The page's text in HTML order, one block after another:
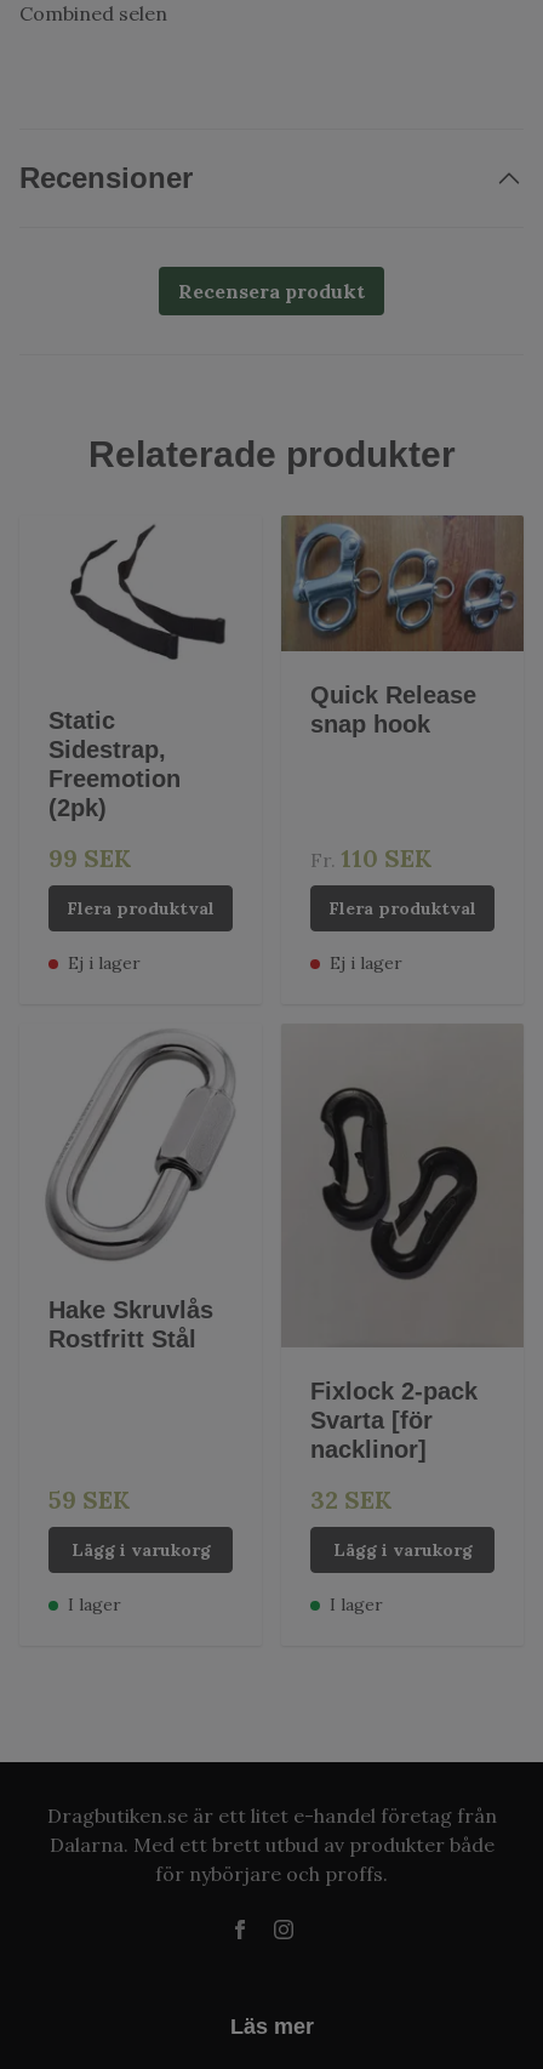
Combined selen
Recensioner
Recensera produkt
Relaterade produkter
Static
Sidestrap,
Freemotion
(2pk)
99 SEK
Flera produktval
Ej i lager
Quick Release
snap hook
Fr. 110 SEK
Flera produktval
Ej i lager
Hake Skruvlås
Rostfritt Stål
59 SEK
Lägg i varukorg
I lager
Fixlock 2-pack
Svarta [för
nacklinor]
32 SEK
Lägg i varukorg
I lager
Dragbutiken.se är ett litet e-handel företag från
Dalarna. Med ett brett utbud av produkter både
för nybörjare och proffs.
Läs mer